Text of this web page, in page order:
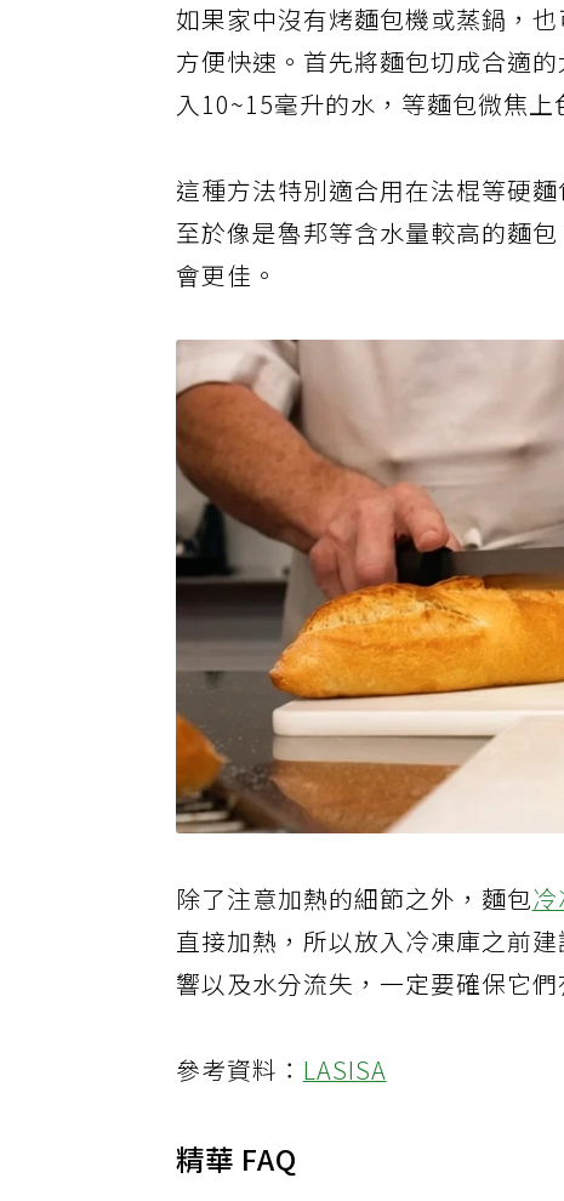
如果家中沒有烤麵包機或蒸鍋，
方便快速。首先將麵包切成合適
入10~15毫升的水，等麵包微焦上
這種方法特別適合用在法棍等硬
至於像是魯邦等含水量較高的麵
會更佳。
除了注意加熱的細節之外，麵包
直接加熱，所以放入冷凍庫之前
響以及水分流失，一定要確保它
參考資料：LASISA
精華 FAQ